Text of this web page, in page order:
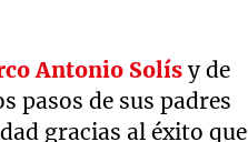
Antonio Solís y de
pasos de sus padres
gracias al éxito que